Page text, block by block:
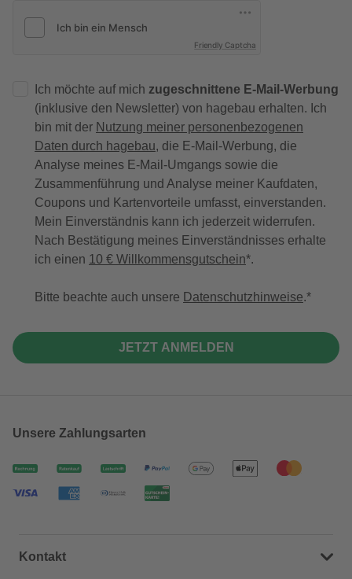
Friendly Captcha
Ich möchte auf mich zugeschnittene E-Mail-Werbung
(inklusive den Newsletter) von hagebau erhalten. Ich
bin mit der Nutzung meiner personenbezogenen
Daten durch hagebau, die E-Mail-Werbung, die
Analyse meines E-Mail-Umgangs sowie die
Zusammenführung und Analyse meiner Kaufdaten,
Coupons und Kartenvorteile umfasst, einverstanden.
Mein Einverständnis kann ich jederzeit widerrufen.
Nach Bestätigung meines Einverständnisses erhalte
ich einen 10 € Willkommensgutschein*.
Bitte beachte auch unsere Datenschutzhinweise.
JETZT ANMELDEN
Unsere Zahlungsarten
Kontakt